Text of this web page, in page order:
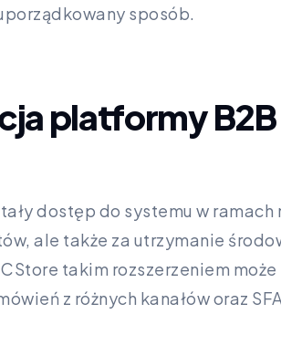
sposób.
platformy
dostęp do systemu w
ale także za utrzymanie
takim rozszerzeniem
z różnych kanałów oraz